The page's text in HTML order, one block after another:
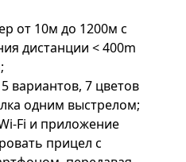
от 10м до 1200м с
дистанции < 400m
вариантов, 7 цветов
одним выстрелом;
Fi и приложение
прицел с